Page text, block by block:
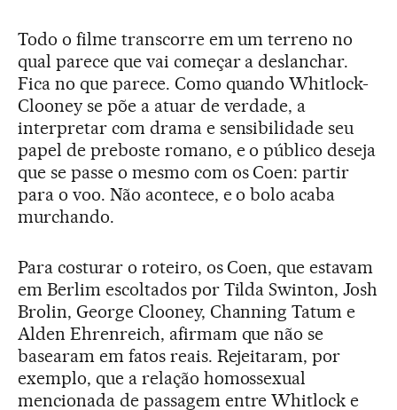
Todo o filme transcorre em um terreno no
qual parece que vai começar a deslanchar.
Fica no que parece. Como quando Whitlock-
Clooney se põe a atuar de verdade, a
interpretar com drama e sensibilidade seu
papel de preboste romano, e o público deseja
que se passe o mesmo com os Coen: partir
para o voo. Não acontece, e o bolo acaba
murchando.
Para costurar o roteiro, os Coen, que estavam
em Berlim escoltados por Tilda Swinton, Josh
Brolin, George Clooney, Channing Tatum e
Alden Ehrenreich, afirmam que não se
basearam em fatos reais. Rejeitaram, por
exemplo, que a relação homossexual
mencionada de passagem entre Whitlock e